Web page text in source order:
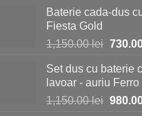
Baterie cada-dus
Fiesta Gold
1,150.00lei Prețul
a
fost:
Set dus cu baterie
lavoar - auriu
1,150.00lei Prețul